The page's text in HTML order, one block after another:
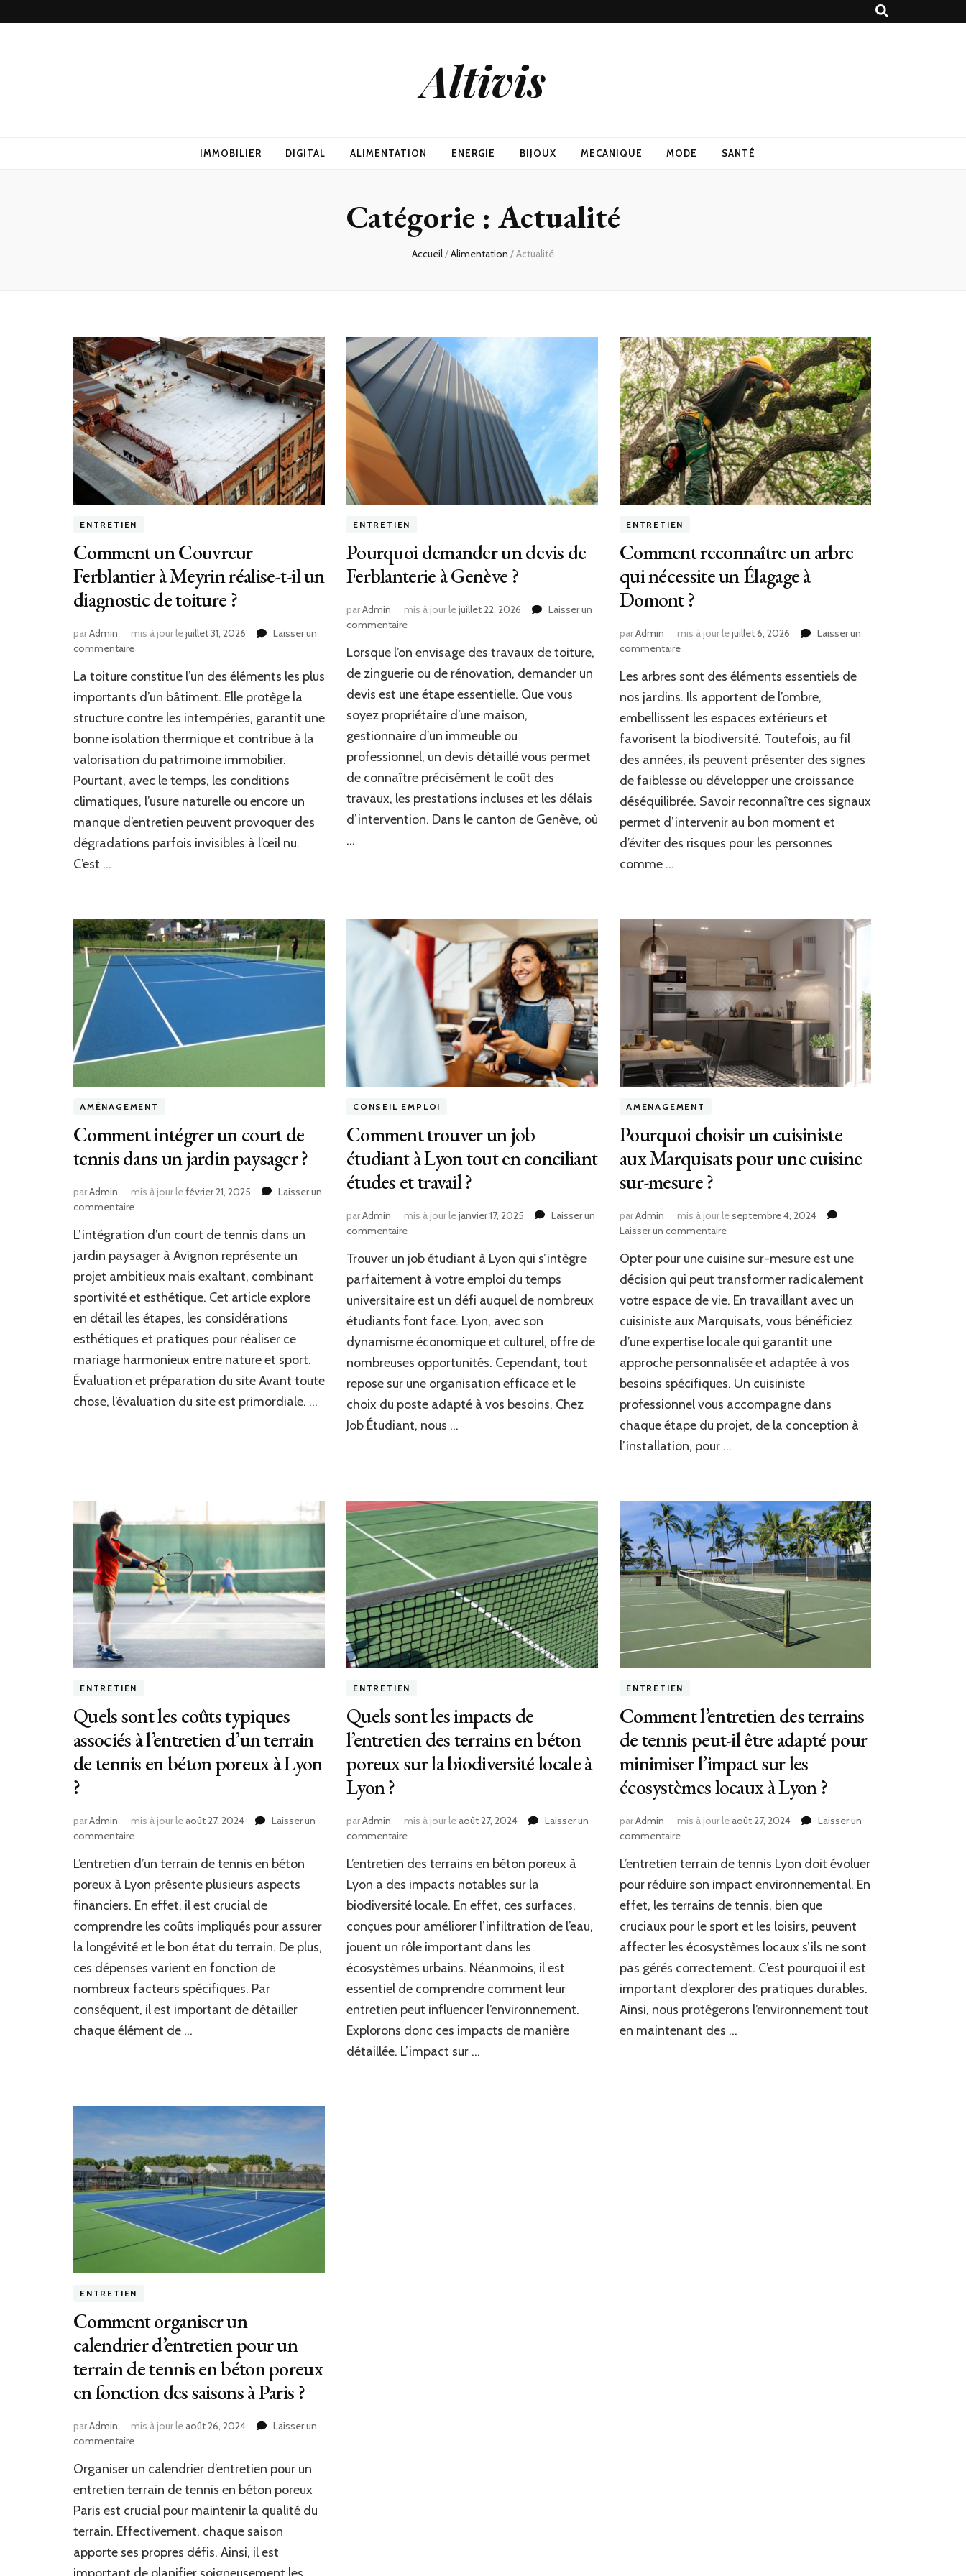
Altivis
IMMOBILIER DIGITAL ALIMENTATION ENERGIE BIJOUX MECANIQUE MODE SANTÉ
Catégorie : Actualité
Accueil/Alimentation /Actualité
ENTRETIEN
Comment un Couvreur
Ferblantier à Meyrin réalise-t-il un
diagnostic de toiture ?
parAdmin mis à jour lejuillet 31, 2026
Laisser un
commentairesur
un
Couvreur
à
Meyrin
réalise-
il
un
de
toiture
La toiture constitue l’un des éléments les plus
importants d’un bâtiment. Elle protège la
structure contre les intempéries, garantit une
bonne isolation thermique et contribue à la
valorisation du patrimoine immobilier.
Pourtant, avec le temps, les conditions
climatiques, l’usure naturelle ou encore un
manque d’entretien peuvent provoquer des
dégradations parfois invisibles à l’œil nu.
C’est …
ENTRETIEN
Pourquoi demander un devis de
Ferblanterie à Genève ?
parAdmin mis à jour lejuillet 22, 2026
Laisser un
commentairesur
demander
un
de
Ferblanterie
?
Lorsque l’on envisage des travaux de toiture,
de zinguerie ou de rénovation, demander un
devis est une étape essentielle. Que vous
soyez propriétaire d’une maison,
gestionnaire d’un immeuble ou
professionnel, un devis détaillé vous permet
de connaître précisément le coût des
travaux, les prestations incluses et les délais
d’intervention. Dans le canton de Genève, où
…
ENTRETIEN
Comment reconnaître un arbre
qui nécessite un Élagage à
Domont ?
parAdmin mis à jour lejuillet 6, 2026
Laisser un
commentairesur
reconnaître
un
qui
nécessite
un
Élagage
à
Domont
Les arbres sont des éléments essentiels de
nos jardins. Ils apportent de l’ombre,
embellissent les espaces extérieurs et
favorisent la biodiversité. Toutefois, au fil
des années, ils peuvent présenter des signes
de faiblesse ou développer une croissance
déséquilibrée. Savoir reconnaître ces signaux
permet d’intervenir au bon moment et
d’éviter des risques pour les personnes
comme …
AMÉNAGEMENT
Comment intégrer un court de
tennis dans un jardin paysager ?
parAdmin mis à jour lefévrier 21, 2025
Laisser un
commentairesur
intégrer
un
court
de
tennis
dans
un
jardin
paysager
L’intégration d’un court de tennis dans un
jardin paysager à Avignon représente un
projet ambitieux mais exaltant, combinant
sportivité et esthétique. Cet article explore
en détail les étapes, les considérations
esthétiques et pratiques pour réaliser ce
mariage harmonieux entre nature et sport.
Évaluation et préparation du site Avant toute
chose, l’évaluation du site est primordiale. …
CONSEIL EMPLOI
Comment trouver un job
étudiant à Lyon tout en conciliant
études et travail ?
parAdmin mis à jour lejanvier 17, 2025
Laisser un
commentairesur
trouver
un
étudiant
à
Lyon
tout
en
conciliant
et
travail
Trouver un job étudiant à Lyon qui s’intègre
parfaitement à votre emploi du temps
universitaire est un défi auquel de nombreux
étudiants font face. Lyon, avec son
dynamisme économique et culturel, offre de
nombreuses opportunités. Cependant, tout
repose sur une organisation efficace et le
choix du poste adapté à vos besoins. Chez
Job Étudiant, nous …
AMÉNAGEMENT
Pourquoi choisir un cuisiniste
aux Marquisats pour une cuisine
sur-mesure ?
parAdmin mis à jour leseptembre 4, 2024
Laisser un commentairesur
choisir
un
aux
Marquisats
pour
une
cuisine
sur-
?
Opter pour une cuisine sur-mesure est une
décision qui peut transformer radicalement
votre espace de vie. En travaillant avec un
cuisiniste aux Marquisats, vous bénéficiez
d’une expertise locale qui garantit une
approche personnalisée et adaptée à vos
besoins spécifiques. Un cuisiniste
professionnel vous accompagne dans
chaque étape du projet, de la conception à
l’installation, pour …
ENTRETIEN
Quels sont les coûts typiques
associés à l’entretien d’un terrain
de tennis en béton poreux à Lyon
?
parAdmin mis à jour leaoût 27, 2024
Laisser un
commentairesur
sont
les
coûts
typiques
associés
à
l’entretien
d’un
terrain
tennis
en
?
L’entretien d’un terrain de tennis en béton
poreux à Lyon présente plusieurs aspects
financiers. En effet, il est crucial de
comprendre les coûts impliqués pour assurer
la longévité et le bon état du terrain. De plus,
ces dépenses varient en fonction de
nombreux facteurs spécifiques. Par
conséquent, il est important de détailler
chaque élément de …
ENTRETIEN
Quels sont les impacts de
l’entretien des terrains en béton
poreux sur la biodiversité locale à
Lyon ?
parAdmin mis à jour leaoût 27, 2024
Laisser un
commentairesur
sont
les
impacts
de
l’entretien
des
terrains
en
béton
sur
la
biodiversité
locale
L’entretien des terrains en béton poreux à
Lyon a des impacts notables sur la
biodiversité locale. En effet, ces surfaces,
conçues pour améliorer l’infiltration de l’eau,
jouent un rôle important dans les
écosystèmes urbains. Néanmoins, il est
essentiel de comprendre comment leur
entretien peut influencer l’environnement.
Explorons donc ces impacts de manière
détaillée. L’impact sur …
ENTRETIEN
Comment l’entretien des terrains
de tennis peut-il être adapté pour
minimiser l’impact sur les
écosystèmes locaux à Lyon ?
parAdmin mis à jour leaoût 27, 2024
Laisser un
commentairesur
l’entretien
des
de
tennis
peut-
il
être
adapté
minimiser
l’impact
L’entretien terrain de tennis Lyon doit évoluer
pour réduire son impact environnemental. En
effet, les terrains de tennis, bien que
cruciaux pour le sport et les loisirs, peuvent
affecter les écosystèmes locaux s’ils ne sont
pas gérés correctement. C’est pourquoi il est
important d’explorer des pratiques durables.
Ainsi, nous protégerons l’environnement tout
en maintenant des …
ENTRETIEN
Comment organiser un
calendrier d’entretien pour un
terrain de tennis en béton poreux
en fonction des saisons à Paris ?
parAdmin mis à jour leaoût 26, 2024
Laisser un
commentairesur
organiser
un
d’entretien
pour
terrain
Organiser un calendrier d’entretien pour un
entretien terrain de tennis en béton poreux
Paris est crucial pour maintenir la qualité du
terrain. Effectivement, chaque saison
apporte ses propres défis. Ainsi, il est